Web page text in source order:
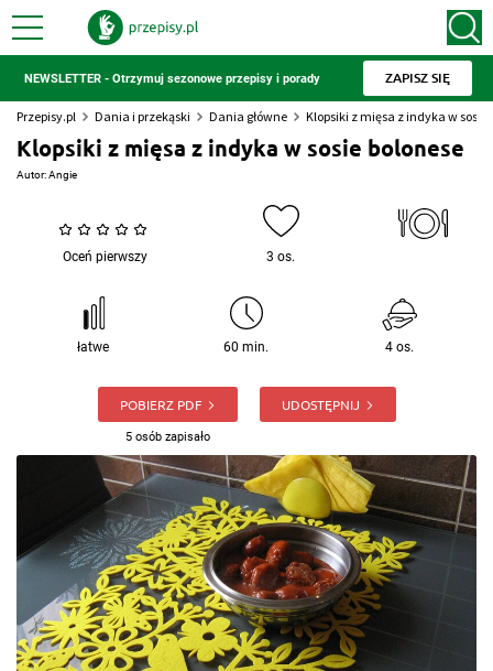
NEWSLETTER - Otrzymuj sezonowe przepisy i porady ZAPISZ SIĘ
Przepisy.pl Dania i przekąski Dania główne Klopsiki z mięsa z indyka w sosie
Klopsiki z mięsa z indyka w sosie bolonese
Autor:Angie
Oceń pierwszy 3 os.
łatwe 60 min. 4 os.
POBIERZ PDF
5 osób zapisało
UDOSTĘPNIJ